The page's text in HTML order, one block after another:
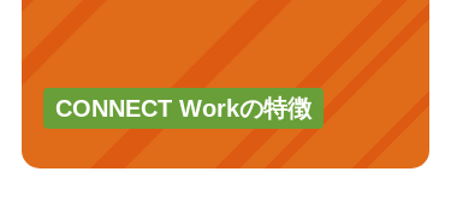
CONNECT Workの特徴